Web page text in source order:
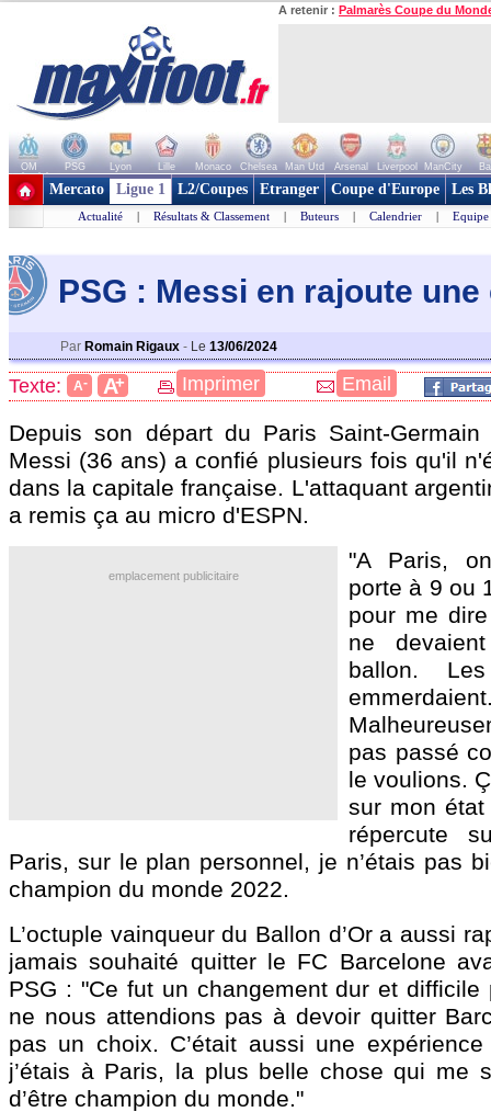
A retenir : Palmarès Coupe du
OM PSG Lyon Lille Monaco Chelsea Man Utd Arsenal Liverpool ManCity
+ de clubs
Mercato Ligue 1 L2/Coupes Etranger Coupe d'Europe Les
Actualité | Résultats & Classement | Buteurs | Calendrier | Equipe
PSG : Messi en rajoute
Par Romain Rigaux - Le 13/06/2024
Texte: A- A+ Imprimer Email
Depuis son départ du Paris Saint-
Messi (36 ans) a confié plusieurs fois qu'il
dans la capitale française. L'attaquant
a remis ça au micro d'ESPN.
emplacement publicitaire
"A Paris,
porte à 9 ou
pour me
ne
ballon.
pas passé
le voulions.
sur mon état
répercute
Paris, sur le plan personnel, je n’étais pas
champion du monde 2022.
L’octuple vainqueur du Ballon d’Or a aussi
jamais souhaité quitter le FC Barcelone
PSG : "Ce fut un changement dur et difficile
ne nous attendions pas à devoir quitter
pas un choix. C’était aussi une
j’étais à Paris, la plus belle chose qui me
d’être champion du monde."